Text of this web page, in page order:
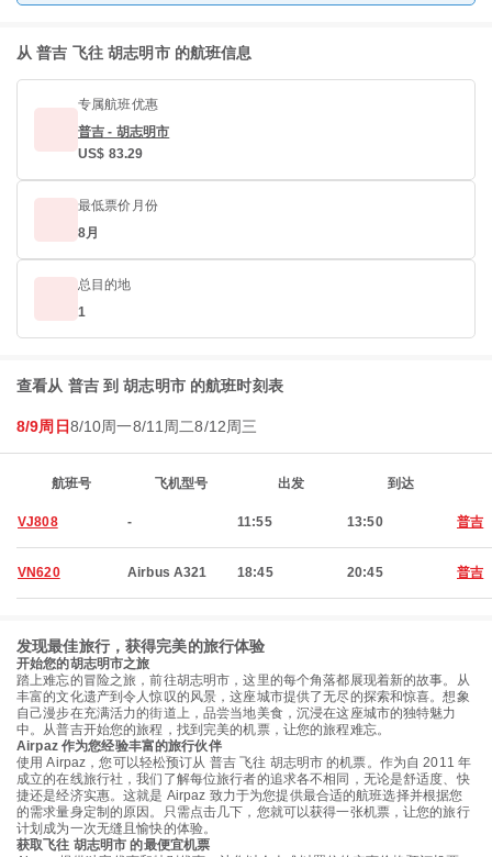
从 普吉 飞往 胡志明市 的航班信息
专属航班优惠
普吉 - 胡志明市
US$ 83.29
最低票价月份
8月
总目的地
1
查看从 普吉 到 胡志明市 的航班时刻表
8/9周日8/10周一8/11周二8/12周三
航班号 飞机型号 出发 到达
VJ808 - 11:55 13:50 普吉
VN620 Airbus A321 18:45 20:45 普吉
发现最佳旅行，获得完美的旅行体验
开始您的胡志明市之旅
踏上难忘的冒险之旅，前往胡志明市，这里的每个角落都展现着新的故事。从
丰富的文化遗产到令人惊叹的风景，这座城市提供了无尽的探索和惊喜。想象
自己漫步在充满活力的街道上，品尝当地美食，沉浸在这座城市的独特魅力
中。从普吉开始您的旅程，找到完美的机票，让您的旅程难忘。
Airpaz 作为您经验丰富的旅行伙伴
使用 Airpaz，您可以轻松预订从 普吉 飞往 胡志明市 的机票。作为自 2011 年
成立的在线旅行社，我们了解每位旅行者的追求各不相同，无论是舒适度、快
捷还是经济实惠。这就是 Airpaz 致力于为您提供最合适的航班选择并根据您
的需求量身定制的原因。只需点击几下，您就可以获得一张机票，让您的旅行
计划成为一次无缝且愉快的体验。
获取飞往 胡志明市 的最便宜机票